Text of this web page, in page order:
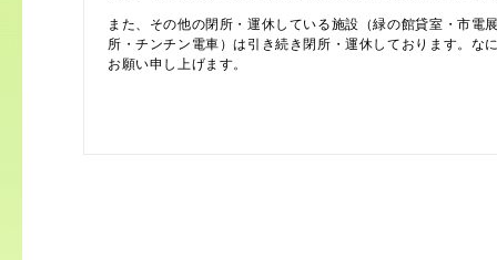
また、その他の閉所・運休している施設（緑の館貸室・市電
所・チンチン電車）は引き続き閉所・運休しております。な
お願い申し上げます。